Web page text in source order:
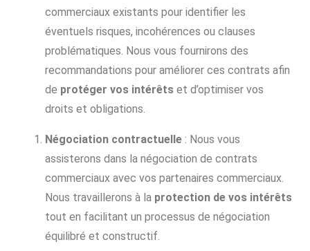
commerciaux existants pour identifier les
éventuels risques, incohérences ou clauses
problématiques. Nous vous fournirons des
recommandations pour améliorer ces contrats afin
de protéger vos intérêts et d’optimiser vos
droits et obligations.
Négociation contractuelle : Nous vous
assisterons dans la négociation de contrats
commerciaux avec vos partenaires commerciaux.
Nous travaillerons à la protection de vos intérêts
tout en facilitant un processus de négociation
équilibré et constructif.